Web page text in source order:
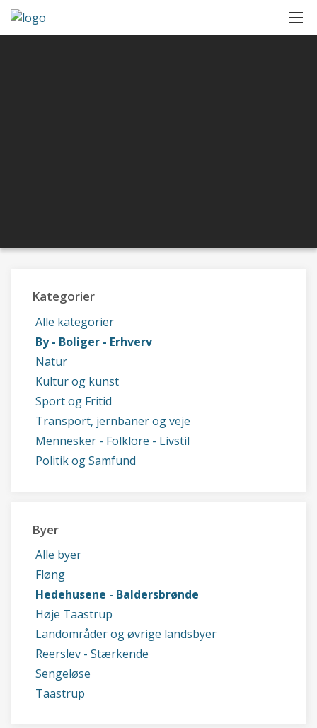
Kategorier
Alle kategorier
By - Boliger - Erhverv
Natur
Kultur og kunst
Sport og Fritid
Transport, jernbaner og veje
Mennesker - Folklore - Livstil
Politik og Samfund
Byer
Alle byer
Fløng
Hedehusene - Baldersbrønde
Høje Taastrup
Landområder og øvrige landsbyer
Reerslev - Stærkende
Sengeløse
Taastrup